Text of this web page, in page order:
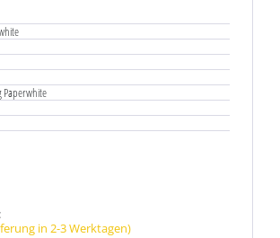
Paperwhite
in 2-3 Werktagen)